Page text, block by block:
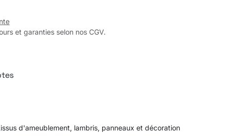
et garanties selon nos CGV.
d'ameublement, lambris, panneaux et décoration